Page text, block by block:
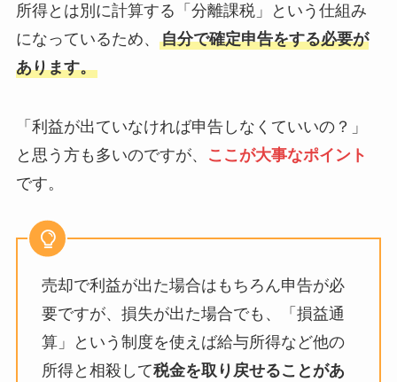
所得とは別に計算する「分離課税」という仕組み
になっているため、 自分で確定申告をする必要が
あります。
「利益が出ていなければ申告しなくていいの？」
と思う方も多いのですが、
ここが大事なポイント
です。
売却で利益が出た場合はもちろん申告が必
要ですが、損失が出た場合でも、「損益通
算」という制度を使えば給与所得など他の
所得と相殺して税金を取り戻せることがあ